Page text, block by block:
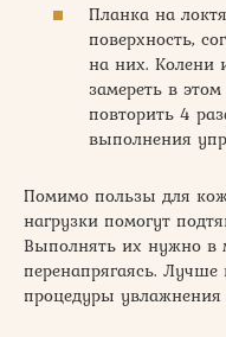
Планка на
поверхность,
на них. Колени
замереть в
повторить 4
выполнения
Помимо пользы для
нагрузки помогут
Выполнять их нужно в
перенапрягаясь. Лучше
процедуры